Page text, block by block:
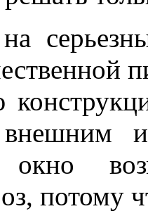
окно
потому